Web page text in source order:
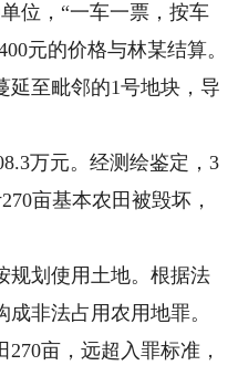
位，“一车一票，按车
元的价格与林某结算。
延至毗邻的1号地块，导
万元。经测绘鉴定，3
亩基本农田被毁坏，
划使用土地。根据法
非法占用农用地罪。
亩，远超入罪标准，